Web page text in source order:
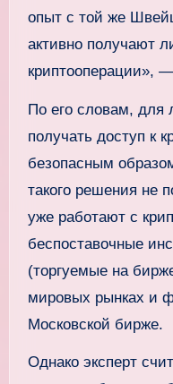
опыт с той же
активно получают
криптооперации»,
По его словам, для
получать доступ к
безопасным
такого решения не
уже работают с
беспоставочные
(торгуемые на
мировых рынках и
Московской бирже.
Однако эксперт